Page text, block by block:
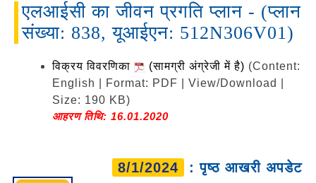
एलआईसी का जीवन प्रगति प्लान - (प्लान
संख्या: 838, यूआईएन: 512N306V01)
विक्रय विवरणिका (सामग्री अंग्रेजी में है) (Content:
English | Format: PDF | View/Download |
Size: 190 KB)
आहरण तिथि: 16.01.2020
8/1/2024 : पृष्ठ आखरी अपडेट